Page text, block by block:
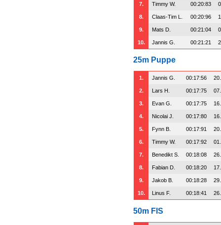
7. Timmy W. 00:20:83
8. Claas-Tim L. 00:20:96
9. Mats D. 00:21:04
10. Jannis G. 00:21:21
25m Puppe
1. Jannis G. 00:17:56
2. Lars H. 00:17:75
3. Evan G. 00:17:75
4. Nicolai J. 00:17:80
5. Fynn B. 00:17:91
6. Timmy W. 00:17:92
7. Benedikt S. 00:18:08
8. Fabian D. 00:18:20
9. Jakob B. 00:18:28
10. Linus F. 00:18:41
50m FIS